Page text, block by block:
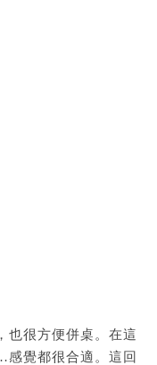
也很方便併桌。在這
覺都很合適。這回